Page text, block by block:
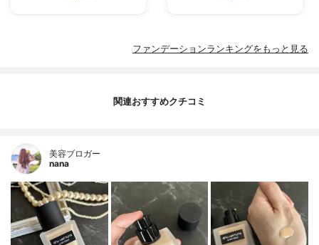
ファンデーションランキングをもっと見る
関連おすすめクチコミ
美容ブロガー
nana